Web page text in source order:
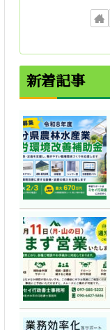
新着記事